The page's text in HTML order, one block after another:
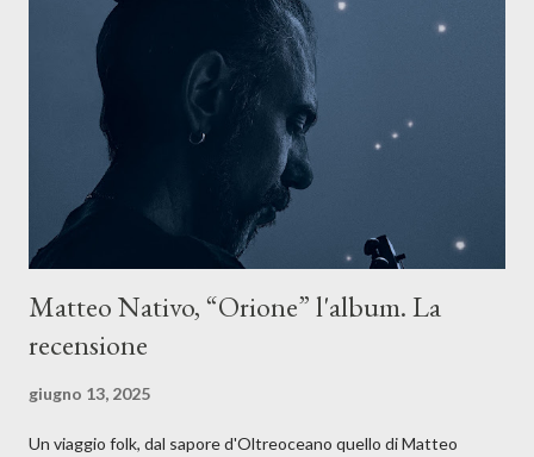
sotto il peso della realtà. Ma lo fa cercando una via d’uscita, una
forma di assoluzione, nel vivere e nel suonare, nel trovare respiro
anche quando l’aria sembra farsi più densa. Il brano è anche una
dichiarazione d’intenti: Cico Messina apre il suo nuovo percorso
artistico con una composizi...
Matteo Nativo, “Orione” l'album. La
recensione
giugno 13, 2025
Un viaggio folk, dal sapore d'Oltreoceano quello di Matteo